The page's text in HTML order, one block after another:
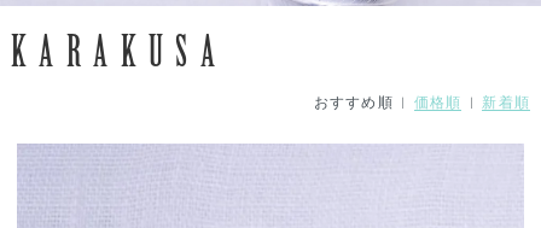
KARAKUSA
おすすめ順 | 価格順 | 新着順